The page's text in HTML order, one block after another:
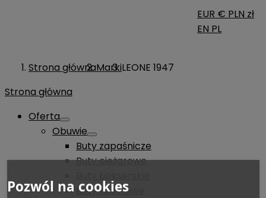
EUR € PLN zł
EN PL
Strona głównaMarkiLEONE 1947
Strona główna
Oferta
Obuwie
Buty zapaśnicze
Buty ciężarowe
Buty sportowe
Pozwól na cookies